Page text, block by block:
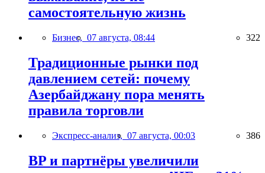
самостоятельную жизнь
Бизнес, 07 августа, 08:44 322
Традиционные рынки под
давлением сетей: почему
Азербайджану пора менять
правила торговли
Экспресс-анализ, 07 августа, 00:03 386
BP и партнёры увеличили